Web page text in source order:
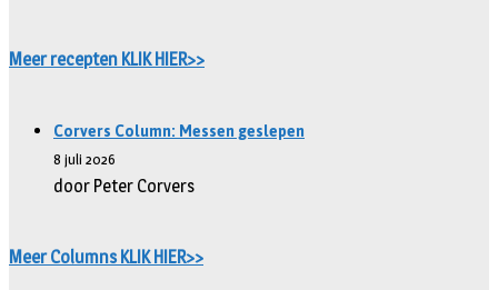
Meer recepten KLIK HIER>>
Corvers Column: Messen geslepen
8 juli 2026
door Peter Corvers
Meer Columns KLIK HIER>>